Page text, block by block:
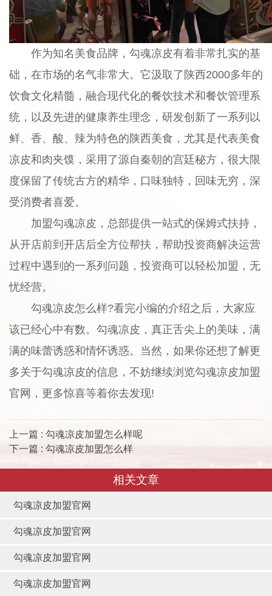
作为知名美食品牌，勾魂凉皮有着非常扎实的基
础，在市场的名气非常大。它汲取了陕西2000多年的
饮食文化精髓，融合现代化的餐饮技术和餐饮管理系
统，以及先进的健康养生理念，研发创新了一系列以
鲜、香、酸、辣为特色的陕西美食，尤其是代表美食
凉皮和肉夹馍，采用了源自秦朝的宫廷秘方，很大限
度保留了传统古方的精华，口味独特，回味无穷，深
受消费者喜爱。
加盟勾魂凉皮，总部提供一站式的保姆式扶持，
从开店前到开店后全方位帮扶，帮助投资商解决运营
过程中遇到的一系列问题，投资商可以轻松加盟，无
忧经营。
勾魂凉皮怎么样?看完小编的介绍之后，大家应
该已经心中有数。勾魂凉皮，真正舌尖上的美味，满
满的味蕾诱惑和情怀诱惑。当然，如果你还想了解更
多关于勾魂凉皮的信息，不妨继续浏览勾魂凉皮加盟
官网，更多惊喜等着你去发现!
上一篇 : 勾魂凉皮加盟怎么样呢
下一篇 : 勾魂凉皮加盟怎么样
相关文章
勾魂凉皮加盟官网
勾魂凉皮加盟官网
勾魂凉皮加盟官网
勾魂凉皮加盟官网